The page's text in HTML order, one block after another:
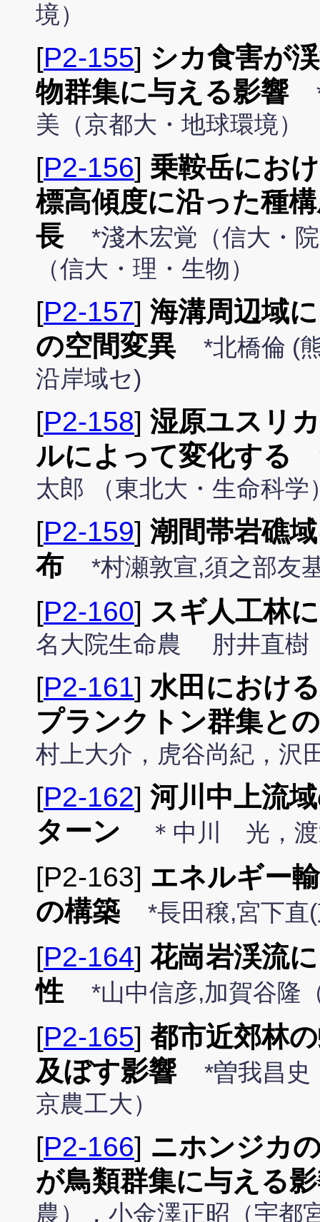
境）
[P2-155] シカ食害が
物群集に与える影響
美（京都大・地球環境）
[P2-156] 乗鞍岳にお
標高傾度に沿った種
長
*淺木宏覚（信大・
（信大・理・生物）
[P2-157] 海溝周辺域
の空間変異
*北橋倫 (
沿岸域セ)
[P2-158] 湿原ユスリ
ルによって変化する
太郎 （東北大・生命科学
[P2-159] 潮間帯岩礁
布
*村瀬敦宣,須之部友
[P2-160] スギ人工林
名大院生命農 肘井直
[P2-161]水田におけ
プランクトン群集と
村上大介，虎谷尚紀，沢
[P2-162] 河川中上流
ターン
＊中川 光，
[P2-163] エネルギー
の構築
*長田穣,宮下直
[P2-164] 花崗岩渓流
性
*山中信彦,加賀谷隆
[P2-165] 都市近郊林
及ぼす影響
*曽我昌史
京農工大）
[P2-166] ニホンジカ
が鳥類群集に与える
農），小金澤正昭（宇都